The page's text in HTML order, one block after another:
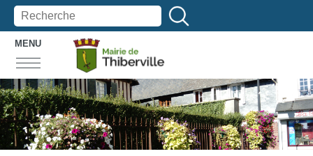
MENU